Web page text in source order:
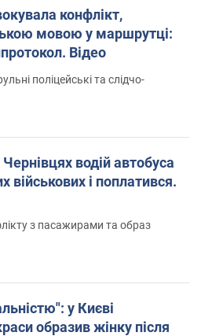
конфлікт,
мовою у маршрутці:
Відео
поліцейські та слідчо-
водій автобуса
військових і поплатився.
з пасажирами та образ
у Києві
образив жінку після